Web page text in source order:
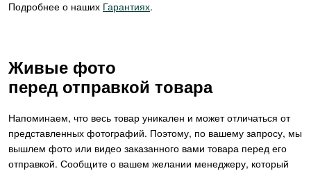
Подробнее о наших Гарантиях.
Живые фото
перед отправкой товара
Напоминаем, что весь товар уникален и может отличаться от
представленных фотографий. Поэтому, по вашему запросу, мы
вышлем фото или видео заказанного вами товара перед его
отправкой. Сообщите о вашем желании менеджеру, который